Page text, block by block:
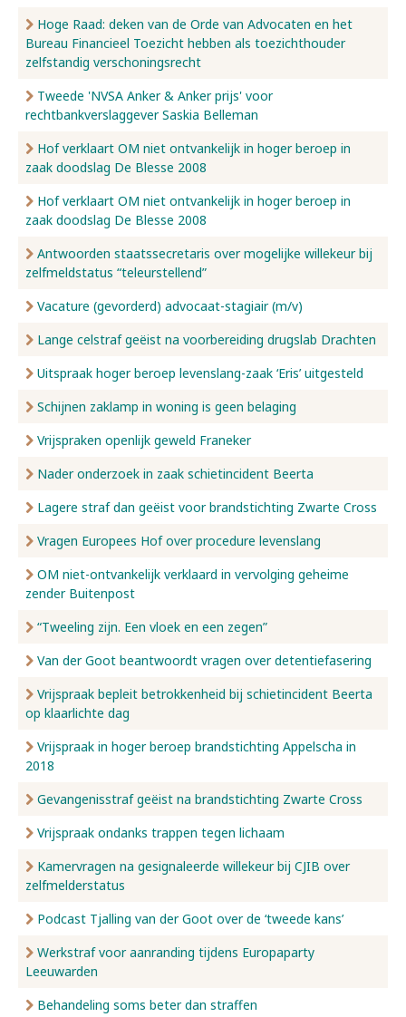
Hoge Raad: deken van de Orde van Advocaten en het
Bureau Financieel Toezicht hebben als toezichthouder
zelfstandig verschoningsrecht
Tweede 'NVSA Anker & Anker prijs' voor
rechtbankverslaggever Saskia Belleman
Hof verklaart OM niet ontvankelijk in hoger beroep in
zaak doodslag De Blesse 2008
Hof verklaart OM niet ontvankelijk in hoger beroep in
zaak doodslag De Blesse 2008
Antwoorden staatssecretaris over mogelijke willekeur bij
zelfmeldstatus “teleurstellend”
Vacature (gevorderd) advocaat-stagiair (m/v)
Lange celstraf geëist na voorbereiding drugslab Drachten
Uitspraak hoger beroep levenslang-zaak ‘Eris’ uitgesteld
Schijnen zaklamp in woning is geen belaging
Vrijspraken openlijk geweld Franeker
Nader onderzoek in zaak schietincident Beerta
Lagere straf dan geëist voor brandstichting Zwarte Cross
Vragen Europees Hof over procedure levenslang
OM niet-ontvankelijk verklaard in vervolging geheime
zender Buitenpost
“Tweeling zijn. Een vloek en een zegen”
Van der Goot beantwoordt vragen over detentiefasering
Vrijspraak bepleit betrokkenheid bij schietincident Beerta
op klaarlichte dag
Vrijspraak in hoger beroep brandstichting Appelscha in
2018
Gevangenisstraf geëist na brandstichting Zwarte Cross
Vrijspraak ondanks trappen tegen lichaam
Kamervragen na gesignaleerde willekeur bij CJIB over
zelfmelderstatus
Podcast Tjalling van der Goot over de ‘tweede kans’
Werkstraf voor aanranding tijdens Europaparty
Leeuwarden
Behandeling soms beter dan straffen